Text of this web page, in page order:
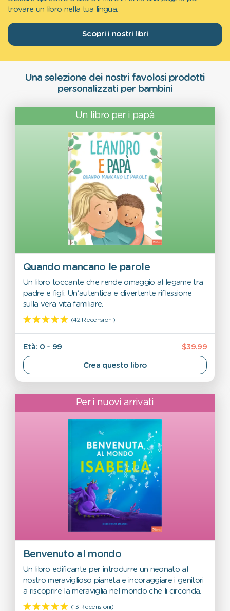
trovare un libro nella tua lingua.
Scopri i nostri libri
Una selezione dei nostri favolosi prodotti
personalizzati per bambini
Un libro per i papà
Quando mancano le parole
Un libro toccante che rende omaggio al legame tra
padre e figli. Un'autentica e divertente riflessione
sulla vera vita familiare.
(42 Recensioni)
$39.99
Età: 0 - 99
Crea questo libro
Per i nuovi arrivati
Benvenuto al mondo
Un libro edificante per introdurre un neonato al
nostro meraviglioso pianeta e incoraggiare i genitori
a riscoprire la meraviglia nel mondo che li circonda.
(13 Recensioni)